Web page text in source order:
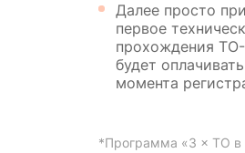
Далее просто
первое
прохождения
будет
момента
*Программа «3 × ТО в